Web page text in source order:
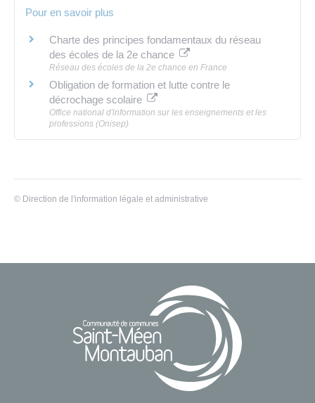
Pour en savoir plus
Charte des principes fondamentaux du réseau
des écoles de la 2e chance
Réseau des écoles de la 2e chance en France
Obligation de formation et lutte contre le
décrochage scolaire
Office national d'information sur les enseignements et les
professions (Onisep)
© Direction de l'information légale et administrative